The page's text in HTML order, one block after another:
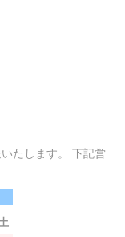
たします。 下記営